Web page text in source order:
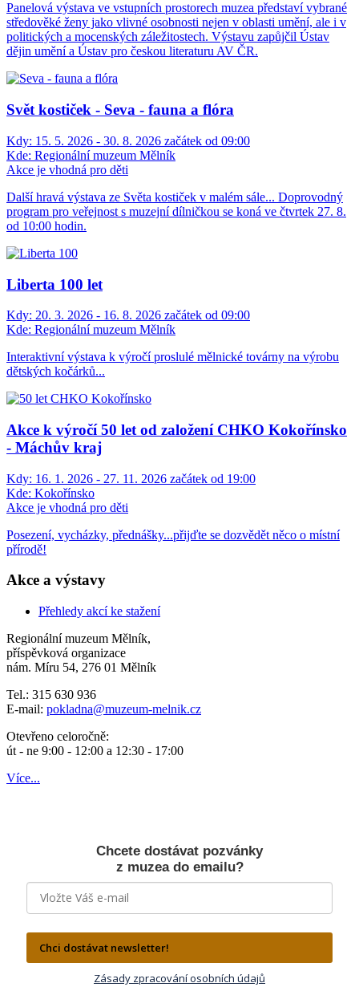
Panelová výstava ve vstupních prostorech muzea představí vybrané
středověké ženy jako vlivné osobnosti nejen v oblasti umění, ale i v
politických a mocenských záležitostech. Výstavu zapůjčil Ústav
dějin umění a Ústav pro českou literaturu AV ČR.
Svět kostiček - Seva - fauna a flóra
Kdy: 15. 5. 2026 - 30. 8. 2026 začátek od 09:00
Kde: Regionální muzeum Mělník
Akce je vhodná pro děti
Další hravá výstava ze Světa kostiček v malém sále... Doprovodný
program pro veřejnost s muzejní dílničkou se koná ve čtvrtek 27. 8.
od 10:00 hodin.
Liberta 100 let
Kdy: 20. 3. 2026 - 16. 8. 2026 začátek od 09:00
Kde: Regionální muzeum Mělník
Interaktivní výstava k výročí proslulé mělnické továrny na výrobu
dětských kočárků...
Akce k výročí 50 let od založení CHKO Kokořínsko
- Máchův kraj
Kdy: 16. 1. 2026 - 27. 11. 2026 začátek od 19:00
Kde: Kokořínsko
Akce je vhodná pro děti
Posezení, vycházky, přednášky...přijďte se dozvědět něco o místní
přírodě!
Akce a výstavy
Přehledy akcí ke stažení
Regionální muzeum Mělník,
příspěvková organizace
nám. Míru 54, 276 01 Mělník
Tel.: 315 630 936
E-mail: pokladna@muzeum-melnik.cz
Otevřeno celoročně:
út - ne 9:00 - 12:00 a 12:30 - 17:00
Více...
Chcete dostávat pozvánky
z muzea do emailu?
Chci dostávat newsletter!
Zásady zpracování osobních údajů